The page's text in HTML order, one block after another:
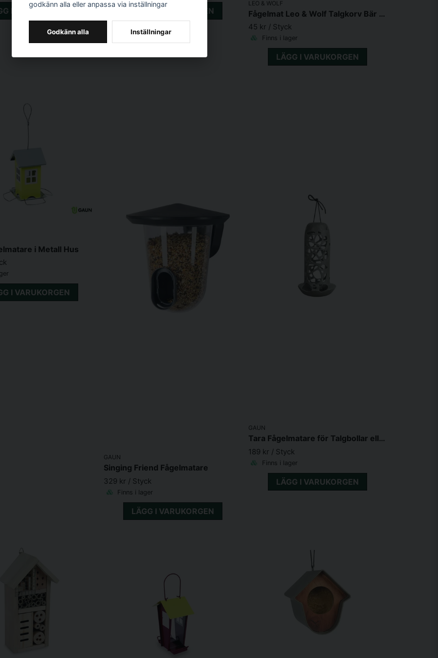
I VARUKORGEN LÄGG I VARUKORGEN
LEO & WOLF
Fågelmat Leo & Wolf Talgkorv Bär 600g
45 kr / Styck
Finns i lager
LÄGG I VARUKORGEN
i Metall Hus
I VARUKORGEN
GAUN
Singing Friend Fågelmatare
329 kr / Styck
Finns i lager
LÄGG I VARUKORGEN
GAUN
Tara Fågelmatare för Talgbollar eller Fröer Återvunnen plast
189 kr / Styck
Finns i lager
LÄGG I VARUKORGEN
godkänn alla eller anpassa via inställningar
Godkänn alla Inställningar